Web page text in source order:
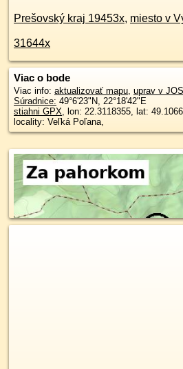
Prešovský kraj 19453x, miesto v
31644x
Viac o bode
Viac info: aktualizovať mapu, uprav v
Súradnice: 49°6'23"N, 22°18'42"E
stiahni GPX, lon: 22.3118355, lat:
locality: Veľká Poľana,